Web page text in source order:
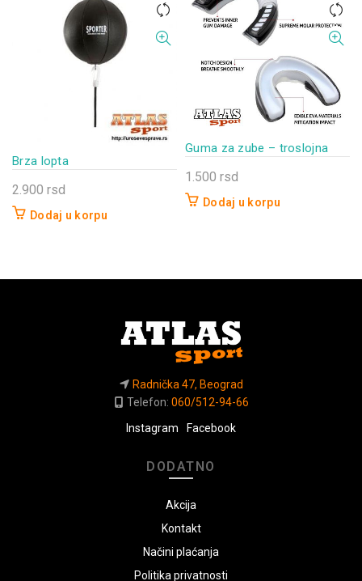
Brza lopta
2.900 rsd
Dodaj u korpu
Guma za zube – troslojna
1.500 rsd
Dodaj u korpu
Radnička 47, Beograd
Telefon: 060/512-94-66
Instagram
Facebook
DODATNO
Akcija
Kontakt
Načini plaćanja
Politika privatnosti